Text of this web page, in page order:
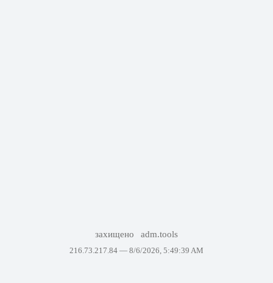
захищено adm.tools
216.73.217.84 — 8/6/2026, 5:49:39 AM